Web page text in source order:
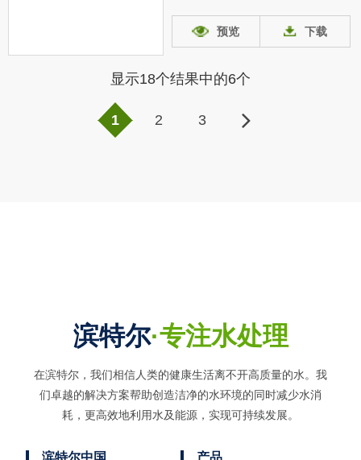
预览 下载
显示18个结果中的6个
1 2 3
滨特尔·专注水处理
在滨特尔，我们相信人类的健康生活离不开高质量的水。我
们卓越的解决方案帮助创造洁净的水环境的同时减少水消
耗，更高效地利用水及能源，实现可持续发展。
滨特尔中国 产品